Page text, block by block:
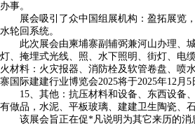
办事。
展会吸引了众中国组展机构：盈拓展览，
水轮回系统。
此次展会由柬埔寨副辅弼兼河山办理、城
灯、掩埋式光线、照、水下照明、街灯、电
火材料：火灾报器、消防栓及软管卷盘、喷
寨国际建建行业博览会2025将于2025年12月5
15、其他：抗压材料和设备、东西设备、
有做品，水泥、平板玻璃、建建卫生陶瓷、
该展会旨正在促*凡说明为其它来历的消息